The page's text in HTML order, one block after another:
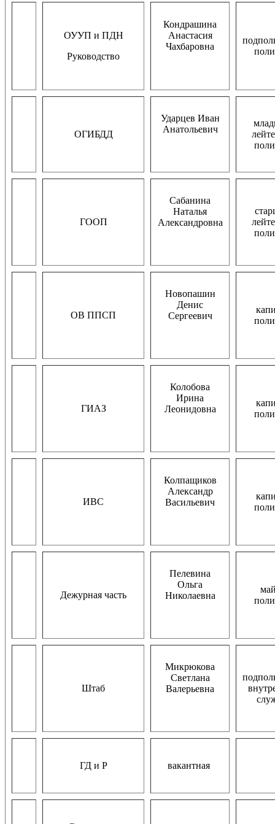
ОУУП и ПДН
Руководство
Кондрашина
Анастасия
Чахбаровна
ОГИБДД
Ударцев Иван
Анатольевич
ГООП
Сабанина
Наталья
Александровна
ОВ ППСП
Новопашин
Денис
Сергеевич
ГИАЗ
Колобова
Ирина
Леонидовна
ИВС
Колпащиков
Александр
Васильевич
Дежурная часть
Пелевина
Ольга
Николаевна
Штаб
Микрюкова
Светлана
Валерьевна
ГД и Р вакантная